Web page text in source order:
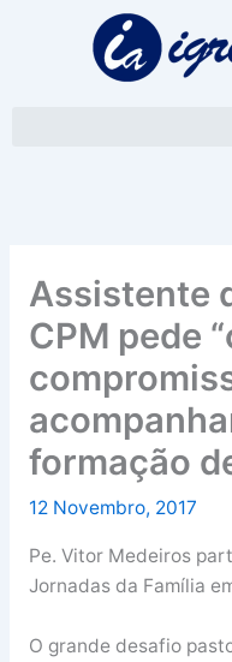
Assistente
CPM pede
formação
12 Novembro, 2017
Pe. Vitor Medeiros
Jornadas da Família
O grande desafio